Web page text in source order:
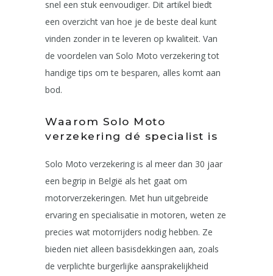
snel een stuk eenvoudiger. Dit artikel biedt
een overzicht van hoe je de beste deal kunt
vinden zonder in te leveren op kwaliteit. Van
de voordelen van Solo Moto verzekering tot
handige tips om te besparen, alles komt aan
bod.
Waarom Solo Moto
verzekering dé specialist is
Solo Moto verzekering is al meer dan 30 jaar
een begrip in België als het gaat om
motorverzekeringen. Met hun uitgebreide
ervaring en specialisatie in motoren, weten ze
precies wat motorrijders nodig hebben. Ze
bieden niet alleen basisdekkingen aan, zoals
de verplichte burgerlijke aansprakelijkheid